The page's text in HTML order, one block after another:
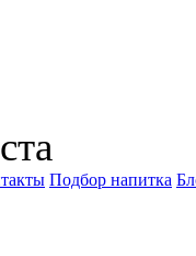
Подбор напитка